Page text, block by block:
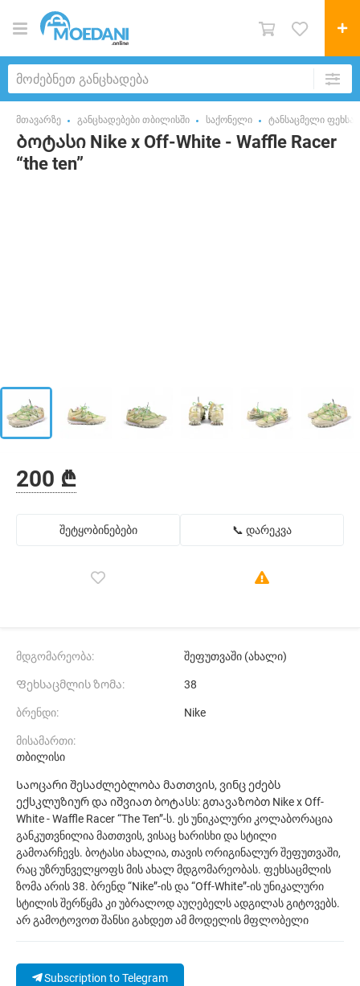
მთავარზე განცხადებები თბილისში საქონელი ტანსაცმელი
Ბოტასი Nike x Off-White - Waffle Racer
“the ten”
200 ₾
შეტყობინებები 📞 დარეკვა
მდგომარეობა: შეფუთვაში (ახალი)
Ფეხსაცმლის ზომა: 38
ბრენდი: Nike
მისამართი:
თბილისი
Საოცარი შესაძლებლობა მათთვის, ვინც ეძებს
ექსკლუზიურ და იშვიათ ბოტასს: გთავაზობთ Nike x Off-
White - Waffle Racer “The Ten”-ს. ეს უნიკალური კოლაბორაცია
განკუთვნილია მათთვის, ვისაც ხარისხი და სტილი
გამოარჩევს. ბოტასი ახალია, თავის ორიგინალურ შეფუთვაში,
რაც უზრუნველყოფს მის ახალ მდგომარეობას. ფეხსაცმლის
ზომა არის 38. ბრენდ “Nike”-ის და “Off-White”-ის უნიკალური
სტილის შერწყმა კი უბრალოდ აუღებელს ადგილას გიტოვებს.
არ გამოტოვოთ შანსი გახდეთ ამ მოდელის მფლობელი
Subscription to Telegram